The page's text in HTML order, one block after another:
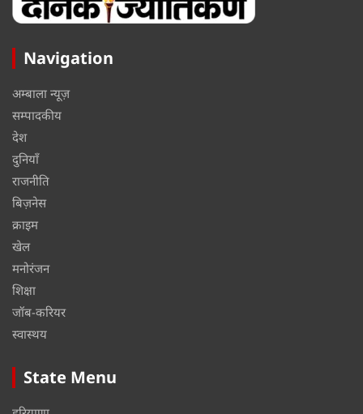
Navigation
अम्बाला न्यूज़
सम्पादकीय
देश
दुनियाँ
राजनीति
बिज़नेस
क्राइम
खेल
मनोरंजन
शिक्षा
जॉब-करियर
स्वास्थय
State Menu